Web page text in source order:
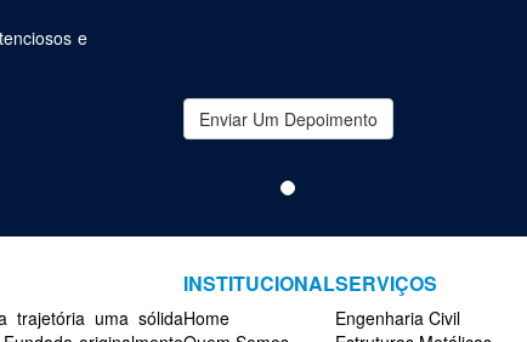
e
Enviar Um Depoimento
trajetória uma sólida
INSTITUCIONAL
Home
SERVIÇOS
Engenharia Civil